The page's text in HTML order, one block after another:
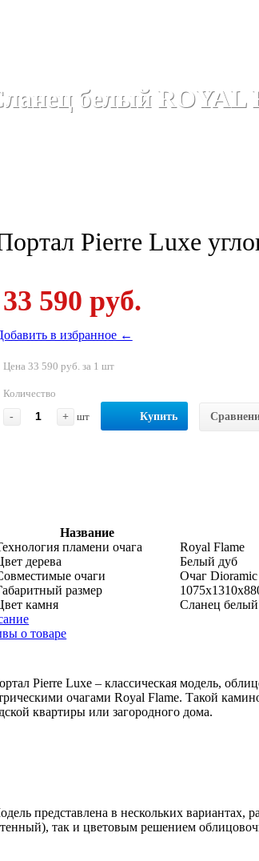
белый ROYAL
Pierre Luxe
33 590 руб.
в избранное ←
Цена 33 590 руб. за 1 шт
Количество
-
+ шт Купить
Название
пламени очага
Royal Flame
дерева
Белый дуб
очаги
Очаг
размер
камня
Сланец белый
о товаре
Pierre Luxe – классическая модель,
очагами Royal Flame. Такой
квартиры или загородного дома.
представлена в нескольких вариантах,
так и цветовым решением